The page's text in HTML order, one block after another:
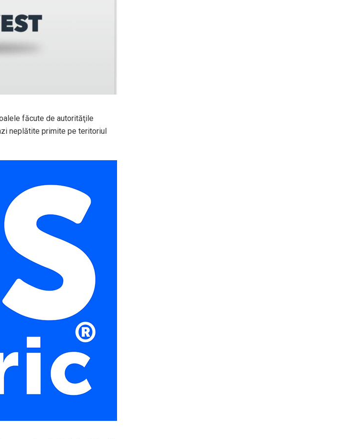
făcute de autorităţile
neplătite primite pe teritoriul